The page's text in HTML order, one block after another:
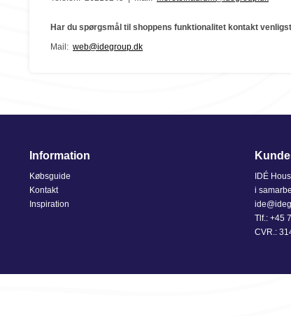
Har du spørgsmål til shoppens funktionalitet kontakt
Mail: web@idegroup.dk
Information
Købsguide
Kontakt
Inspiration
IDÉ
i
Tlf.: +45
CVR.: